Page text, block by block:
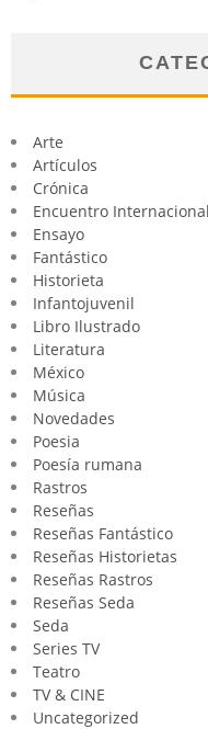
Arte
Artículos
Crónica
Encuentro
Ensayo
Fantástico
Historieta
Infantojuvenil
Libro Ilustrado
Literatura
México
Música
Novedades
Poesia
Poesía rumana
Rastros
Reseñas
Reseñas Fantástico
Reseñas Historietas
Reseñas Rastros
Reseñas Seda
Seda
Series TV
Teatro
TV & CINE
Uncategorized